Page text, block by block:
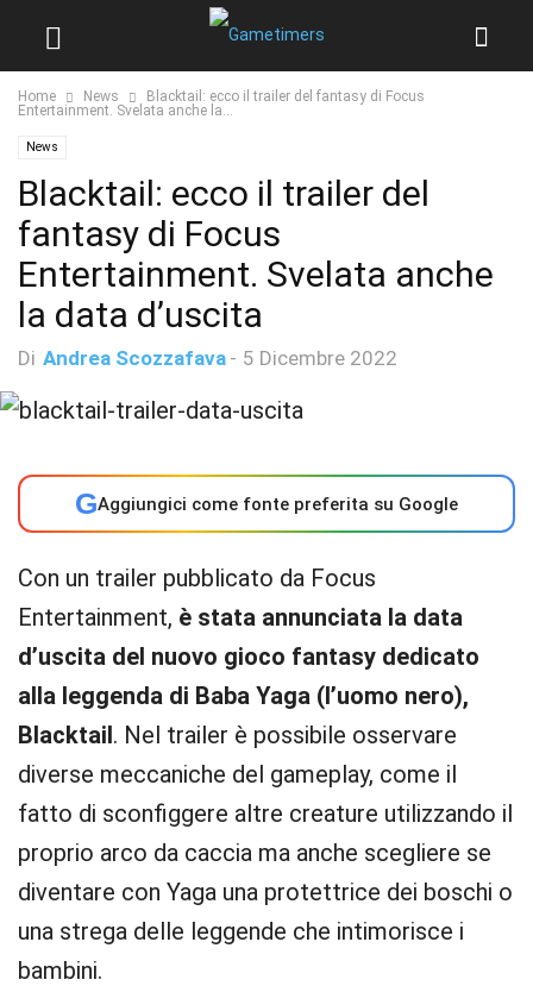
Home News
Blacktail: ecco il trailer del fantasy di Focus
Entertainment. Svelata anche la...
News
Blacktail: ecco il trailer del
fantasy di Focus
Entertainment. Svelata anche
la data d’uscita
Di Andrea Scozzafava - 5 Dicembre 2022
GAggiungici come fonte preferita su Google
Con un trailer pubblicato da Focus
Entertainment, è stata annunciata la data
d’uscita del nuovo gioco fantasy dedicato
alla leggenda di Baba Yaga (l’uomo nero),
Blacktail. Nel trailer è possibile osservare
diverse meccaniche del gameplay, come il
fatto di sconfiggere altre creature utilizzando il
proprio arco da caccia ma anche scegliere se
diventare con Yaga una protettrice dei boschi o
una strega delle leggende che intimorisce i
bambini.